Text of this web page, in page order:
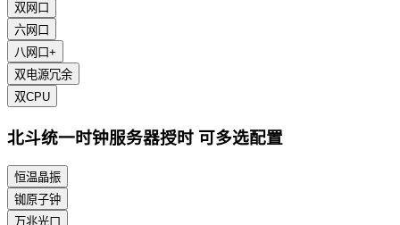
双网口
六网口
八网口+
双电源冗余
双CPU
北斗统一时钟服务器授时 可多选配置
恒温晶振
铷原子钟
万兆光口